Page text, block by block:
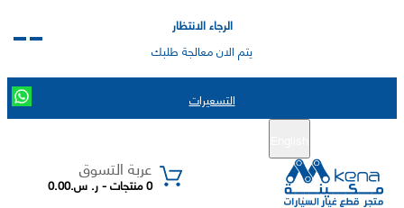
الرجاء الانتظار
يتم الان معالجة طلبك
التسعيرات
عربة التسوق
0 منتجات - ر. س.0.00